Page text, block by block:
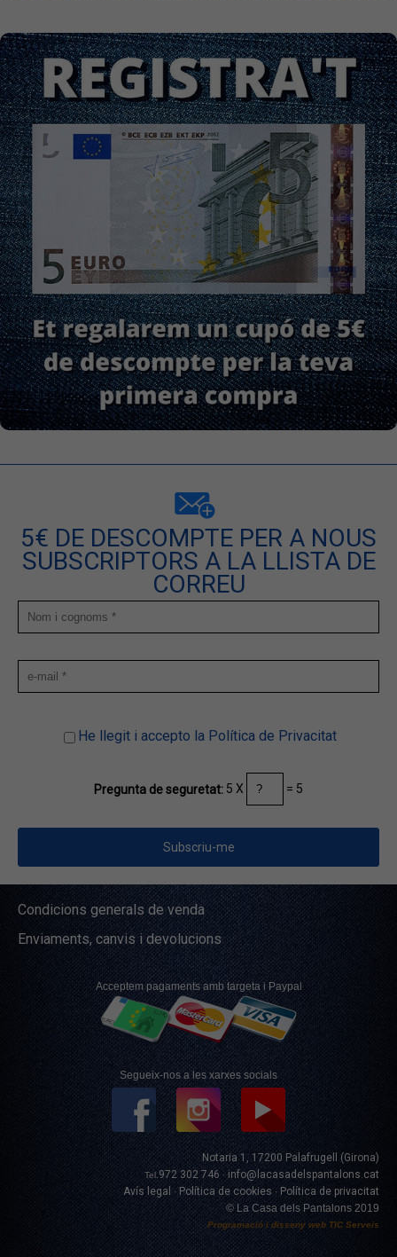
5€ DE DESCOMPTE PER A NOUS
SUBSCRIPTORS A LA LLISTA DE
CORREU
He llegit i accepto la Política de Privacitat
Pregunta de seguretat: 5 X = 5
Condicions generals de venda
Enviaments, canvis i devolucions
Acceptem pagaments amb targeta i Paypal
Segueix-nos a les xarxes socials
Notaria 1, 17200 Palafrugell (Girona)
Tel. 972 302 746 · info@lacasadelspantalons.cat
Avís legal
· Política de cookies· Política de privacitat
© La Casa dels Pantalons 2019
Programació i disseny web TIC Serveis